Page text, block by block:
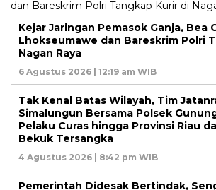
Kejar Jaringan Pemasok Ganja, Bea
Lhokseumawe dan Bareskrim Polri
Nagan Raya
6 Agustus 2026 | 12:19 am WIB
Tak Kenal Batas Wilayah, Tim
Simalungun Bersama Polsek
Pelaku Curas hingga Provinsi Riau
Bekuk Tersangka
4 Agustus 2026 | 8:42 pm WIB
Pemerintah Didesak Bertindak,